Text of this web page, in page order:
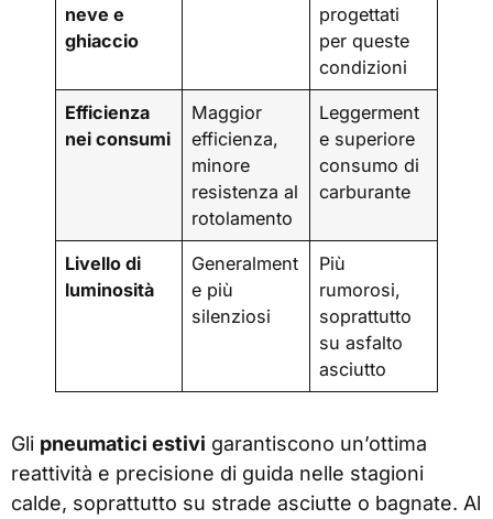
neve e
ghiaccio
progettati
per queste
condizioni
Efficienza
nei consumi
Maggior
efficienza,
minore
resistenza al
rotolamento
Leggerment
e superiore
consumo di
carburante
Livello di
luminosità
Generalment
e più
silenziosi
Più
rumorosi,
soprattutto
su asfalto
asciutto
Gli pneumatici estivi garantiscono un’ottima
reattività e precisione di guida nelle stagioni
calde, soprattutto su strade asciutte o bagnate. Al